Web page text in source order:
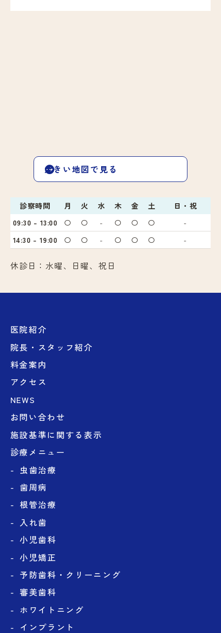
大きい地図で見る
診察時間 月 火 水 木 金 土
日・祝
09:30 - 13:00
〇 〇 - 〇 〇 〇
-
14:30 - 19:00
〇 〇 - 〇 〇 〇 -
休診日：水曜、日曜、祝日
医院紹介
院長・スタッフ紹介
料金案内
アクセス
NEWS
お問い合わせ
施設基準に関する表示
診療メニュー
虫歯治療
歯周病
根管治療
入れ歯
小児歯科
小児矯正
予防歯科・クリーニング
審美歯科
ホワイトニング
インプラント